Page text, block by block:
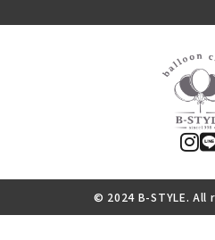
© 2024 B-STYLE. All